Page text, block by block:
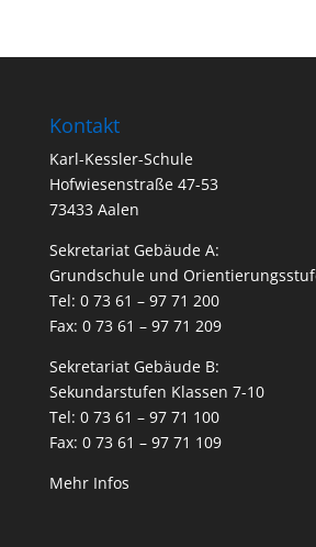
Kontakt
Karl-Kessler-Schule
Hofwiesenstraße 47-53
73433 Aalen
Sekretariat Gebäude A:
Grundschule und
Tel: 0 73 61 – 97 71 200
Fax: 0 73 61 – 97 71 209
Sekretariat Gebäude B:
Sekundarstufen Klassen 7-10
Tel: 0 73 61 – 97 71 100
Fax: 0 73 61 – 97 71 109
Mehr Infos